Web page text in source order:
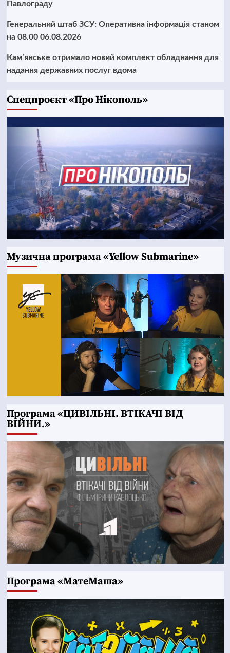
Павлограду
Генеральний штаб ЗСУ: Оперативна інформація станом
на 08.00 06.08.2026
Кам’янське отримало новий комплект обладнання для
надання державних послуг вдома
Cпецпроєкт «Про Нікополь»
Музична програма «Yellow Submarine»
Програма «ЦИВІЛЬНІ. ВТІКАЧІ ВІД
ВІЙНИ.»
Програма «МатеМаша»